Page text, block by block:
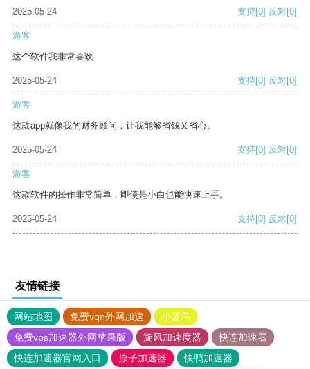
2025-05-24
支持[0] 反对[0]
游客
这个软件我非常喜欢
2025-05-24 支持[0] 反对[0]
游客
这款app就像我的财务顾问，让我能够省钱又省心。
2025-05-24 支持[0] 反对[0]
游客
这款软件的操作非常简单，即使是小白也能快速上手。
2025-05-24 支持[0] 反对[0]
友情链接
网站地图 免费vqn外网加速
小蓝鸟
免费vps加速器外网苹果版
旋风加速度器
快连加速器
快连加速器官网入口
原子加速器
快鸭加速器